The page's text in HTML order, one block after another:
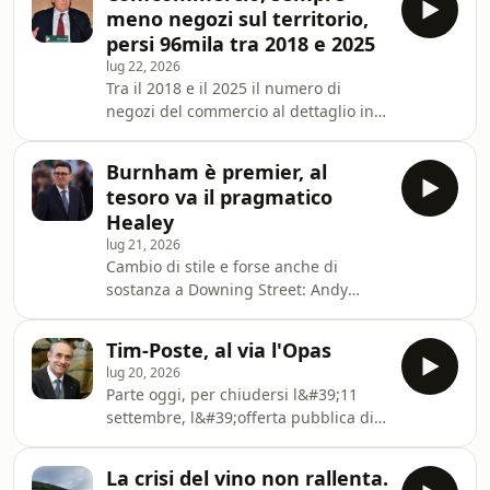
ha spiegato che le prossime decisioni
dipenderanno dall&#39;evoluzione
dell&#39;inflazione, dagli effetti del
rincaro dell&#39;energia e
dall&#39;andamento di petrolio e gas,
anche alla luce delle tensioni in
Medio O
meno negozi sul territorio,
persi 96mila tra 2018 e 2025
lug 22, 2026
Tra il 2018 e il 2025 il numero di
negozi del commercio al dettaglio in
Il calo riguarda soprattutto gli
ambulanti (-27,3%) e i piccoli negozi
alimentari (-17,9%). Secondo i dati del
rapporto sul commercio di
Confcommercio il rischio di
desertificazione commerciale resta
concreto, ma la rete &egrave;
pi&ugrave; strutturata.
Burnham è premier, al
tesoro va il pragmatico
Healey
lug 21, 2026
Cambio di stile e forse anche di
sostanza a Downing Street: Andy
e politico&raquo; e parte in quarta
con un piano per ridurre il costo della
vita che presenter&agrave;
gi&agrave; oggi. Completate le
formalit&agrave; di rito - il primo
ministro uscente Keir Starmer ieri
Tim-Poste, al via l'Opas
lug 20, 2026
Parte oggi, per chiudersi l&#39;11
settembre, l&#39;offerta pubblica di
La crisi del vino non rallenta.